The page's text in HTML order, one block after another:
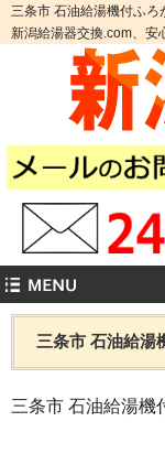
三条市 石油給湯機付ふ
新潟給湯器交換.com、安
三条市 石油給湯
三条市 石油給湯機